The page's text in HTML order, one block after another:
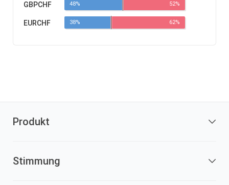
GBPCHF 48% 52%
EURCHF 38% 62%
Produkt
Stimmung